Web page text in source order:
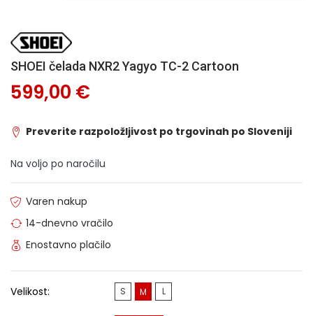
SHOEI čelada NXR2 Yagyo TC-2 Cartoon
599,00 €
Preverite razpoložljivost po trgovinah po Sloveniji
Na voljo po naročilu
Varen nakup
14-dnevno vračilo
Enostavno plačilo
Velikost: S M L